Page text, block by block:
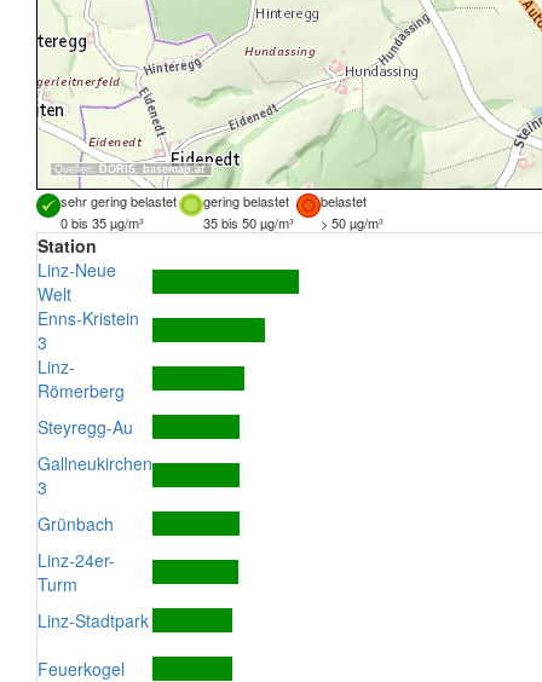
Quellen: DORIS, basemap.at
sehr gering belastet gering belastet
belastet
0 bis 35 µg/m³
35 bis 50 µg/m³ > 50 µg/m³
Station
Linz-Neue
Welt
Enns-Kristein
3
Linz-
Römerberg
Steyregg-Au
Gallneukirchen
3
Grünbach
Linz-24er-
Turm
Linz-Stadtpark
Feuerkogel